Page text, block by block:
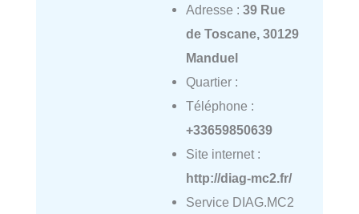
Adresse : 39 Rue
de Toscane, 30129
Manduel
Quartier :
Téléphone :
+33659850639
Site internet :
http://diag-mc2.fr/
Service DIAG.MC2